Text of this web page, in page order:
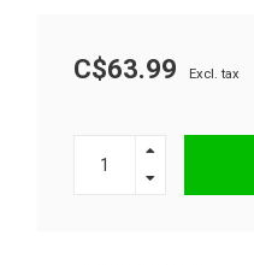
C$63.99 Excl. tax